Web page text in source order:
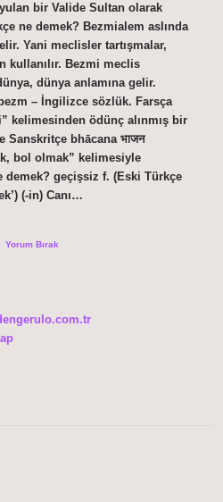
bir Valide Sultan olarak
ne demek? Bezmialem aslında
Yani meclisler tartışmalar,
kullanılır. Bezmi meclis
dünya anlamına gelir.
– İngilizce sözlük. Farsça
Sanskritçe bhācana भाजन
bol olmak” kelimesiyle
geçişsiz f. (Eski Türkçe
(-in) Canı…
Yorum Bırak